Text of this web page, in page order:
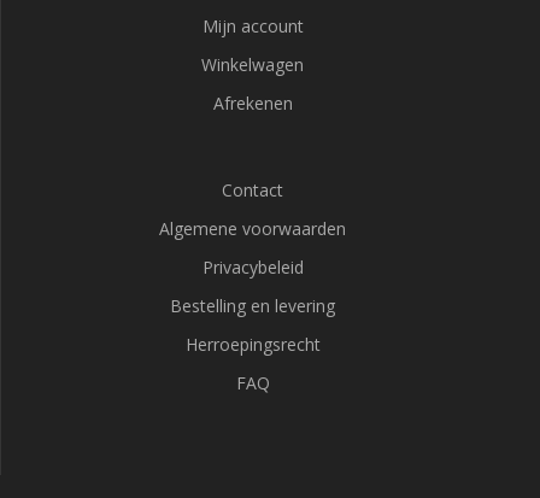
Mijn account
Winkelwagen
Afrekenen
Contact
Algemene voorwaarden
Privacybeleid
Bestelling en levering
Herroepingsrecht
FAQ